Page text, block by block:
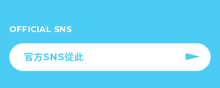
OFFICIAL SNS
官方SNS從此